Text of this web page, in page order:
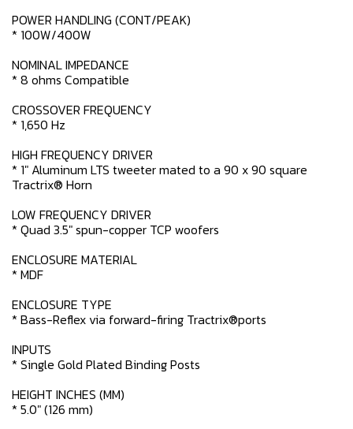
POWER HANDLING (CONT/PEAK)
* 100W/400W
NOMINAL IMPEDANCE
* 8 ohms Compatible
CROSSOVER FREQUENCY
* 1,650 Hz
HIGH FREQUENCY DRIVER
* 1" Aluminum LTS tweeter mated to a 90 x 90 square
Tractrix® Horn
LOW FREQUENCY DRIVER
* Quad 3.5" spun-copper TCP woofers
ENCLOSURE MATERIAL
* MDF
ENCLOSURE TYPE
* Bass-Reflex via forward-firing Tractrix®ports
INPUTS
* Single Gold Plated Binding Posts
HEIGHT INCHES (MM)
* 5.0" (126 mm)